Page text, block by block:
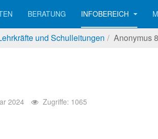
BERATUNG INFOBEREICH
und Schulleitungen Anonymus 8
2024 Zugriffe: 1065